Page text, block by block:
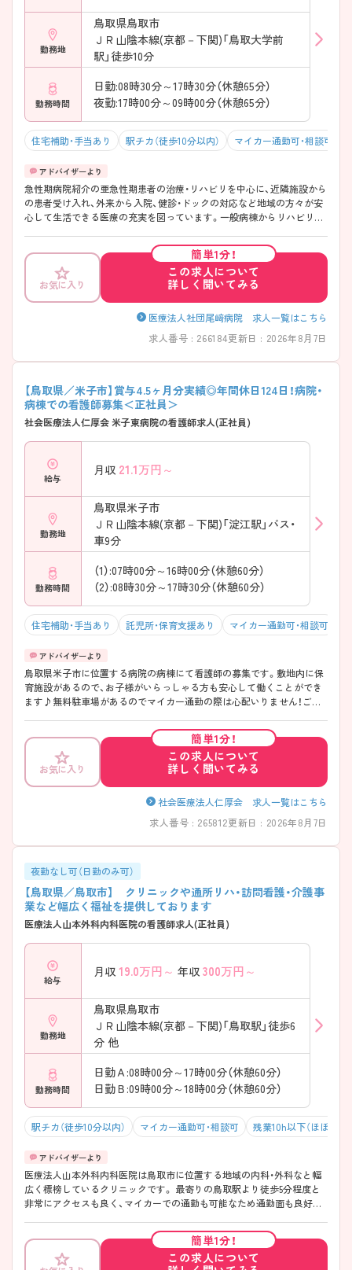
勤務地
鳥取県鳥取市
ＪＲ山陰本線(京都－下関)「鳥取大学前
駅」徒歩10分
勤務時間
日勤:08時30分～17時30分（休憩65分）
夜勤:17時00分～09時00分（休憩65分）
住宅補助・手当あり 駅チカ（徒歩10分以内） マイカー通勤可・相談可
急性期病院紹介の亜急性期患者の治療・リハビリを中心に、近隣施設から
の患者受け入れ、外来から入院、健診・ドックの対応など地域の方々が安
心して生活できる医療の充実を図っています。一般病棟からリハビリ、
く関わる看護ができます♪ より詳しく知りたい方には、面接ポイントや
求人の詳細をお伝えいたしますので、お問い合わせください。
お気に入り
簡単1分！
この求人について
詳しく聞いてみる
医療法人社団尾﨑病院 求人一覧はこちら
求人番号 : 266184更新日 : 2026年8月7日
【鳥取県／米子市】賞与4.5ヶ月分実績◎年間休日124日！病院・
病棟での看護師募集＜正社員＞
社会医療法人仁厚会 米子東病院の看護師求人(正社員)
給与
月収 21.1万円～
勤務地
鳥取県米子市
ＪＲ山陰本線(京都－下関)「淀江駅」バス・
車9分
勤務時間
（1）:07時00分～16時00分（休憩60分）
（2）:08時30分～17時30分（休憩60分）
住宅補助・手当あり 託児所・保育支援あり マイカー通勤可・相談可
鳥取県米子市に位置する病院の病棟にて看護師の募集です。敷地内に保
育施設があるので、お子様がいらっしゃる方も安心して働くことができ
ます♪無料駐車場があるのでマイカー通勤の際は心配いりません！ご興
お気に入り
簡単1分！
この求人について
詳しく聞いてみる
社会医療法人仁厚会 求人一覧はこちら
求人番号 : 265812更新日 : 2026年8月7日
夜勤なし可（日勤のみ可）
【鳥取県／鳥取市】 クリニックや通所リハ・訪問看護・介護事
業など幅広く福祉を提供しております
医療法人山本外科内科医院の看護師求人(正社員)
給与
月収 19.0万円～ 年収 300万円～
勤務地
鳥取県鳥取市
ＪＲ山陰本線(京都－下関)「鳥取駅」徒歩6
分 他
勤務時間
日勤Ａ:08時00分～17時00分（休憩60分）
日勤Ｂ:09時00分～18時00分（休憩60分）
駅チカ（徒歩10分以内） マイカー通勤可・相談可 残業10h以下（ほぼなし）
医療法人山本外科内科医院は鳥取市に位置する地域の内科・外科なと幅
広く標榜しているクリニックです。 最寄りの鳥取駅より徒歩5分程度と
非常にアクセスも良く、マイカーでの通勤も可能なため通勤面も良好で
複数勤務しているため安心して働くことが出来ます。 ご興味のある方は
お気軽にお問い合わせください。
簡単1分！
この求人について